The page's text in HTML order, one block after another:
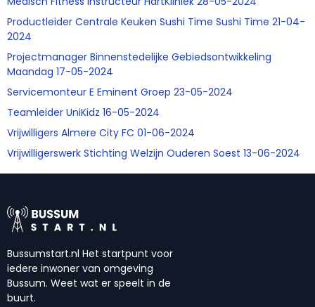
Productleider Centrale Keuken Sushi Time Sushi Time 21-04-
2024
Projectmanager Binnenstedelijke Gebiedsontwikkeling
Maandag 17-05-2024
Servicemonteur E Eminent Groep 23-05-2024
Teamleider UniKidz 16-05-2024
Vrijwilligers Almere City FC 01-06-2024
Vrijwilligerswerk Stichting Welzijn Ouderen Soest 13-06-2024
Bussumstart.nl Het startpunt voor
iedere inwoner van omgeving
Bussum. Weet wat er speelt in de
buurt.